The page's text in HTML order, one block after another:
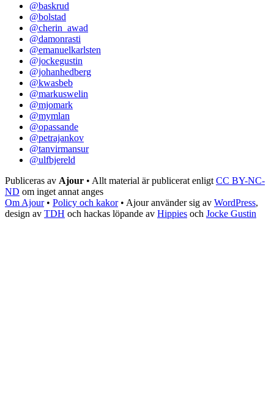
@baskrud
@bolstad
@cherin_awad
@damonrasti
@emanuelkarlsten
@jockegustin
@johanhedberg
@kwasbeb
@markuswelin
@mjomark
@mymlan
@opassande
@petrajankov
@tanvirmansur
@ulfbjereld
Publiceras av Ajour • Allt material är publicerat enligt CC BY-NC-
ND om inget annat anges
Om Ajour• Policy och kakor• Ajour använder sig av WordPress,
design av TDH och hackas löpande av Hippies och Jocke Gustin